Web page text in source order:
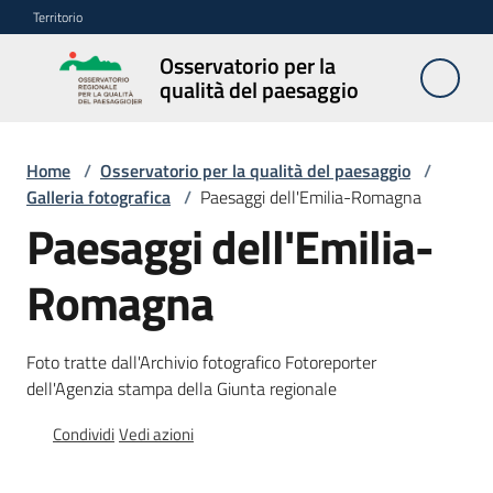
Vai al contenuto
Vai alla navigazione
Vai al footer
Territorio
Osservatorio per la
qualità del paesaggio
Osservatorio
per la
paesaggio
Cos'è
l'Osservatorio
Pubblicazioni
Home / Osservatorio per la qualità del paesaggio /
Galleria fotografica / Paesaggi dell'Emilia-Romagna
Paesaggi dell'Emilia-
Romagna
Foto tratte dall'Archivio fotografico Fotoreporter
dell'Agenzia stampa della Giunta regionale
CondividiVedi azioni